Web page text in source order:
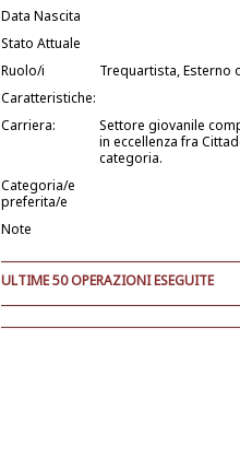
Data Nascita
Stato Attuale
Ruolo/i
Trequartista, Esterno
Caratteristiche:
Carriera:
Settore giovanile
in eccellenza fra
categoria.
Categoria/e
preferita/e
Note
ULTIME 50 OPERAZIONI ESEGUITE